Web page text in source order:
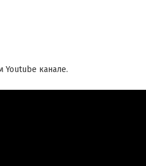
Youtube канале.